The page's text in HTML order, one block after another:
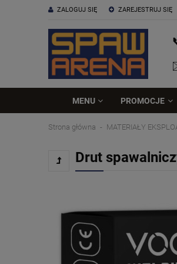
ZAREJESTRUJ SIĘ
ZALOGUJ SIĘ
MENU PROMOCJE
Strona główna MATERIAŁY
Drut